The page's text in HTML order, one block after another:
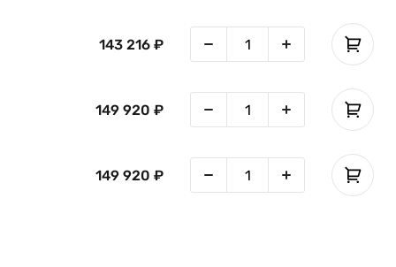
143 216 ₽
149 920 ₽
149 920 ₽